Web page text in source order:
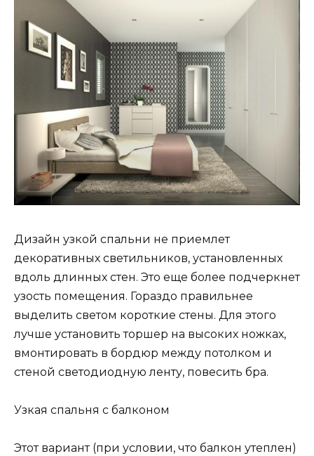
Дизайн узкой спальни не приемлет
декоративных светильников, установленных
вдоль длинных стен. Это еще более подчеркнет
узость помещения. Гораздо правильнее
выделить светом короткие стены. Для этого
лучше установить торшер на высоких ножках,
вмонтировать в бордюр между потолком и
стеной светодиодную ленту, повесить бра.
Узкая спальня с балконом
Этот вариант (при условии, что балкон утеплен)